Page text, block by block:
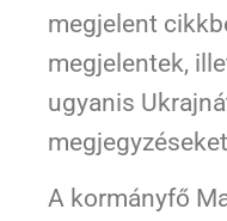
megjelent
megjelentek,
ugyanis
A kormányfő